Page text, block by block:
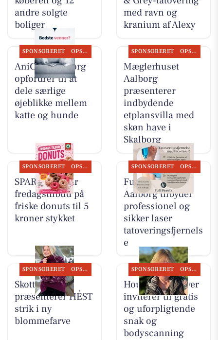
andre solgte
boliger
med ravn og
kranium af Alexy
SPONSORERET OPSLAGSTAVLEN
AniCura Aalborg
opfordrer til at
dele særlige
øjeblikke mellem
katte og hunde
SPONSORERET OPSLAGSTAVLEN
Mæglerhuset
Aalborg
præsenterer
indbydende
etplansvilla med
skøn have i
Skalborg
SPONSORERET OPSLAGSTAVLEN
SPAR Visse har
fredagstilbud på
friske donuts til 5
kroner stykket
SPONSORERET OPSLAGSTAVLEN
Full Beauty
Aalborg tilbyder
professionel og
sikker laser
tatoveringsfjernels
e
SPONSORERET OPSLAGSTAVLEN
Skott Aalborg
præsenterer HÉST
strik i ny
blommefarve
SPONSORERET OPSLAGSTAVLEN
Houen Life Power
inviterer til gratis
og uforpligtende
snak og
bodyscanning